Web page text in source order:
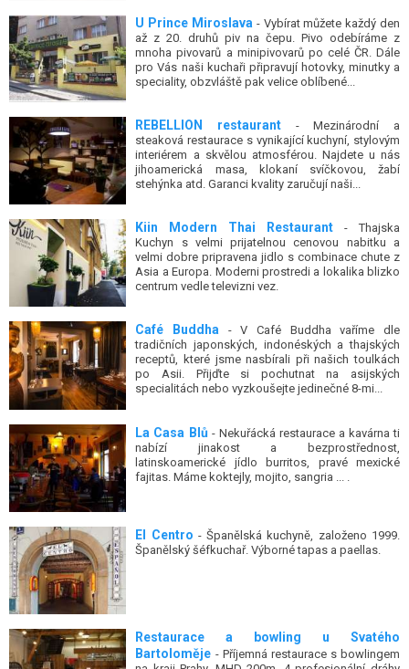
U Prince Miroslava - Vybírat můžete každý den
až z 20. druhů piv na čepu. Pivo odebíráme z
mnoha pivovarů a minipivovarů po celé ČR. Dále
pro Vás naši kuchaři připravují hotovky, minutky a
speciality, obzvláště pak velice oblíbené...
REBELLION restaurant - Mezinárodní a
steaková restaurace s vynikající kuchyní, stylovým
interiérem a skvělou atmosférou. Najdete u nás
jihoamerická masa, klokaní svíčkovou, žabí
stehýnka atd. Garanci kvality zaručují naši...
Kiin Modern Thai Restaurant - Thajska
Kuchyn s velmi prijatelnou cenovou nabitku a
velmi dobre pripravena jidlo s combinace chute z
Asia a Europa. Moderni prostredi a lokalika blizko
centrum vedle televizni vez.
Café Buddha - V Café Buddha vaříme dle
tradičních japonských, indonéských a thajských
receptů, které jsme nasbírali při našich toulkách
po Asii. Přijďte si pochutnat na asijských
specialitách nebo vyzkoušejte jedinečné 8-mi...
La Casa Blů- Nekuřácká restaurace a kavárna ti
nabízí jinakost a bezprostřednost,
latinskoamerické jídlo burritos, pravé mexické
fajitas. Máme koktejly, mojito, sangria ... .
El Centro - Španělská kuchyně, založeno 1999.
Španělský šéfkuchař. Výborné tapas a paellas.
Restaurace a bowling u Svatého
Bartoloměje - Příjemná restaurace s bowlingem